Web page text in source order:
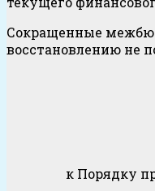
Сокращенные
восстановлению не
к Порядку